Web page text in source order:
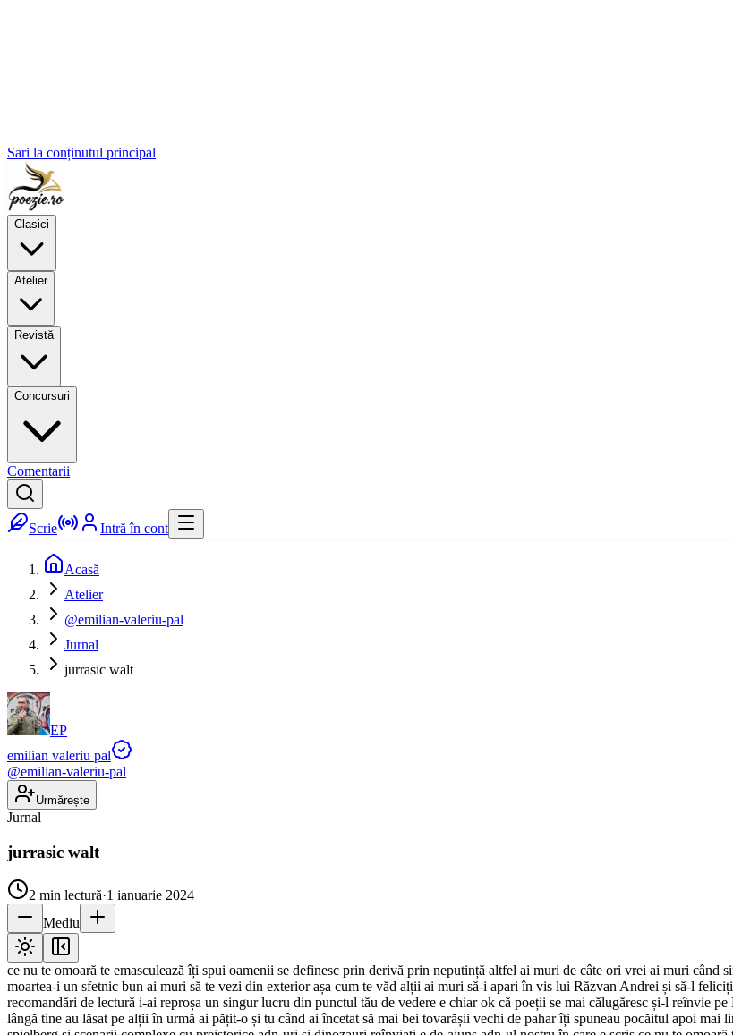
Sari la conținutul principal
Clasici
Atelier
Revistă
Concursuri
Comentarii
Scrie Intră în cont
Acasă
Atelier
@emilian-valeriu-pal
Jurnal
jurrasic walt
EP
emilian valeriu pal
@emilian-valeriu-pal
Urmărește
Jurnal
jurrasic walt
2 min lectură·1 ianuarie 2024
Mediu
ce nu te omoară te emasculează îți spui oamenii se definesc prin derivă prin neputință altfel ai muri de câte ori vrei ai muri
moartea-i un sfetnic bun ai muri să te vezi din exterior așa cum te văd alții ai muri să-i apari în vis lui Răzvan Andrei și să-l
recomandări de lectură i-ai reproșa un singur lucru din punctul tău de vedere e chiar ok că poeții se mai călugăresc și-l reînvie
lângă tine au lăsat pe alții în urmă ai pățit-o și tu când ai încetat să mai bei tovarășii vechi de pahar îți spuneau pocăitul apoi mai